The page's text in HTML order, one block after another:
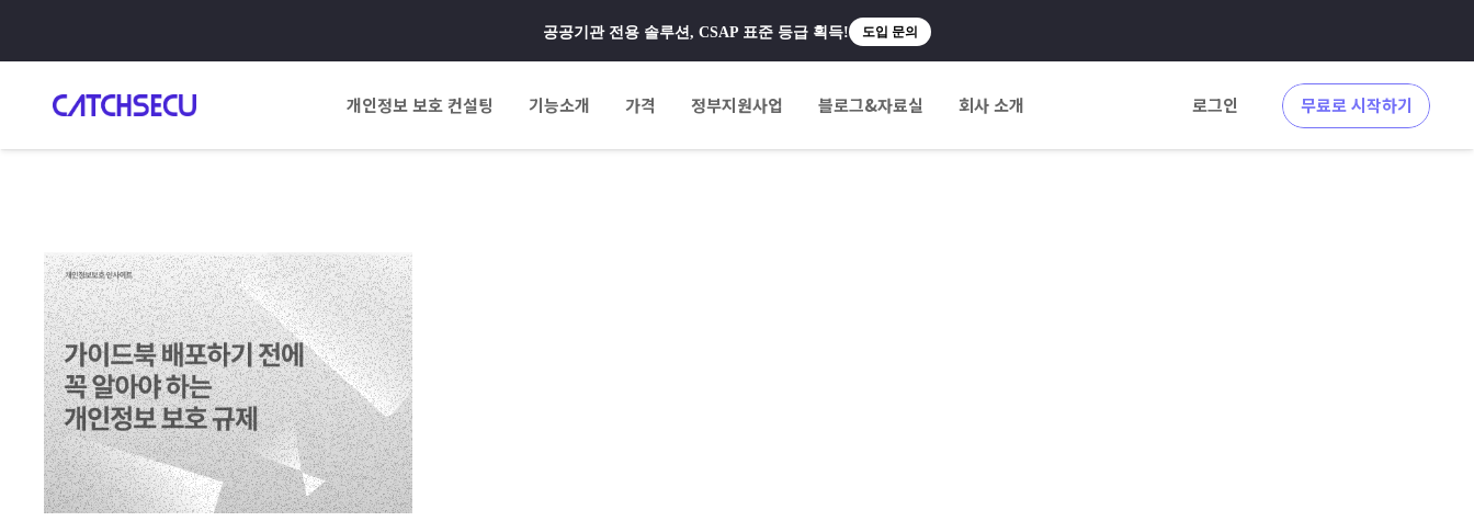
공공기관 전용 솔루션, CSAP 표준 등급 획득! 도입 문의
개인정보 보호 컨설팅 기능소개 가격 정부지원사업 블로그&자료실 회사 소개 로그인 무료로 시작하기